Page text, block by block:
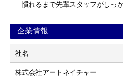
慣れるまで先輩スタッフがしっ
企業情報
社名
株式会社アートネイチャー